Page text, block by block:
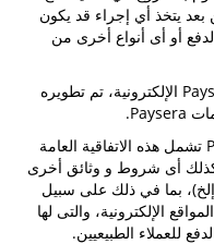
يتخذ أي إجراء قد يكون
أو أى أنواع أخرى من
- هو حل برمجي على صفحات Paysera الإلكترونية، تم تطويره
- هي اتفاق بين العميل و Paysera تشمل هذه الاتفاقية العامة
كذلك أى شروط و وثائق أخرى
بما في ذلك على سبيل
الإلكترونية، والتى لها
للعملاء الطبيعيين.